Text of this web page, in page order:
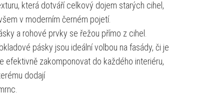
která dotváří celkový dojem starých cihel,
v moderním černém pojetí.
a rohové prvky se řežou přímo z cihel.
pásky jsou ideální volbou na fasády, či je
efektivně zakomponovat do každého interiéru,
dodají